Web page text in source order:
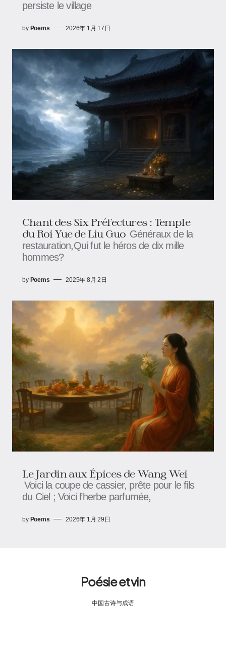
persiste le village
by Poems 2026年 1月 17日
Chant des Six Préfectures : Temple
du Roi Yue de Liu Guo Généraux de la
restauration,Qui fut le héros de dix mille
hommes?
by Poems 2025年 8月 2日
Le Jardin aux Épices de Wang Wei
Voici la coupe de cassier, prête pour le fils
du Ciel ; Voici l’herbe parfumée,
by Poems 2026年 1月 29日
Poésie et vin
中国古诗与成语